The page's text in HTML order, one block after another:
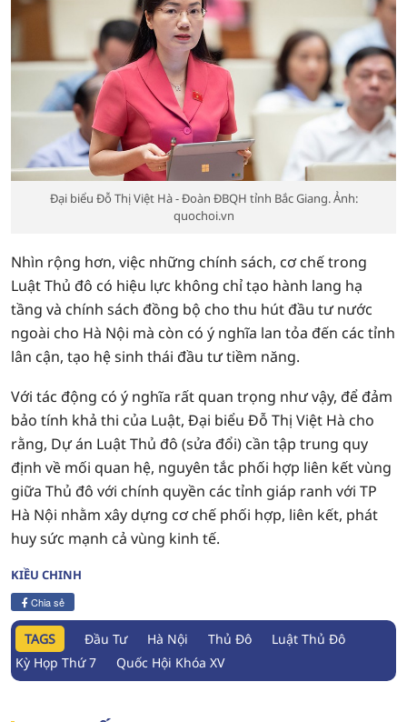
Đại biểu Đỗ Thị Việt Hà - Đoàn ĐBQH tỉnh Bắc Giang. Ảnh:
quochoi.vn
Nhìn rộng hơn, việc những chính sách, cơ chế trong
Luật Thủ đô có hiệu lực không chỉ tạo hành lang hạ
tầng và chính sách đồng bộ cho thu hút đầu tư nước
ngoài cho Hà Nội mà còn có ý nghĩa lan tỏa đến các tỉnh
lân cận, tạo hệ sinh thái đầu tư tiềm năng.
Với tác động có ý nghĩa rất quan trọng như vậy, để đảm
bảo tính khả thi của Luật, Đại biểu Đỗ Thị Việt Hà cho
rằng, Dự án Luật Thủ đô (sửa đổi) cần tập trung quy
định về mối quan hệ, nguyên tắc phối hợp liên kết vùng
giữa Thủ đô với chính quyền các tỉnh giáp ranh với TP
Hà Nội nhằm xây dựng cơ chế phối hợp, liên kết, phát
huy sức mạnh cả vùng kinh tế.
KIỀU CHINH
Chia sẻ
TAGS Đầu Tư Hà Nội Thủ Đô
Luật Thủ Đô
Kỳ Họp Thứ 7
Quốc Hội Khóa XV